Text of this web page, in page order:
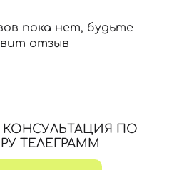
пока нет, будьте
отзыв
КОНСУЛЬТАЦИЯ ПО
ТЕЛЕГРАММ